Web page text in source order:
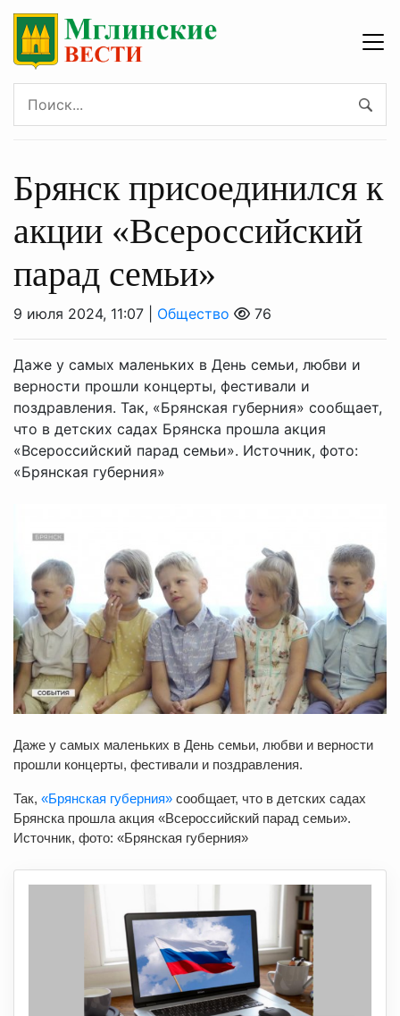
Брянск присоединился к
акции «Всероссийский
парад семьи»
9 июля 2024, 11:07 | Общество 76
Даже у самых маленьких в День семьи, любви и
верности прошли концерты, фестивали и
поздравления. Так, «Брянская губерния» сообщает,
что в детских садах Брянска прошла акция
«Всероссийский парад семьи». Источник, фото:
«Брянская губерния»
Даже у самых маленьких в День семьи, любви и верности
прошли концерты, фестивали и поздравления.
Так, «Брянская губерния» сообщает, что в детских садах
Брянска прошла акция «Всероссийский парад семьи».
Источник, фото: «Брянская губерния»